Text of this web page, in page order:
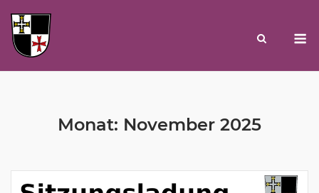
content
Monat: November 2025